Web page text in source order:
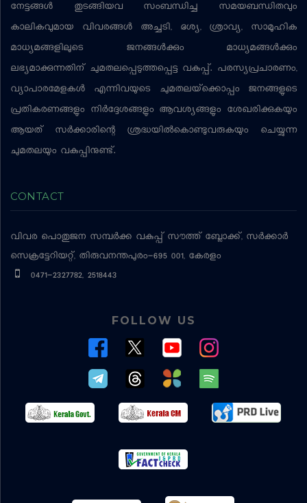
നേട്ടങ്ങള്‍ തുടങ്ങിയവ സംബന്ധിച്ച സമയബന്ധിതവും
കാലികവുമായ വിവരങ്ങള്‍ അച്ചടി, ദൃശ്യ, ശ്രാവ്യ, സാമൂഹിക
മാധ്യമങ്ങളിലൂടെ ജനങ്ങള്‍ക്കും മാധ്യമങ്ങള്‍ക്കും
ലഭ്യമാക്കുന്നതിന് ചുമതലപ്പെടുത്തപ്പെട്ട വകുപ്പ്. പരസ്യപ്രചാരണം,
വ്യാപാരമേളകള്‍ എന്നിവയുടെ ചുമതലയ്‌ക്കൊപ്പം ജനങ്ങളുടെ
പ്രതികരണങ്ങളും നിര്‍ദ്ദേശങ്ങളും ആവശ്യങ്ങളും ശേഖരിക്കുകയും
ആയത് സര്‍ക്കാരിന്റെ ശ്രദ്ധയില്‍കൊണ്ടുവരുകയും ചെയ്യുന്ന
ചുമതലയും വകുപ്പിനുണ്ട്.
CONTACT
വിവര പൊതുജന സമ്പര്‍ക്ക വകുപ്പ് സൗത്ത് ബ്ലോക്ക്, സര്‍ക്കാര്‍
സെക്രട്ടേറിയറ്റ്, തിരുവനന്തപുരം-695 001, കേരളം
0471-2327782, 2518443
FOLLOW US